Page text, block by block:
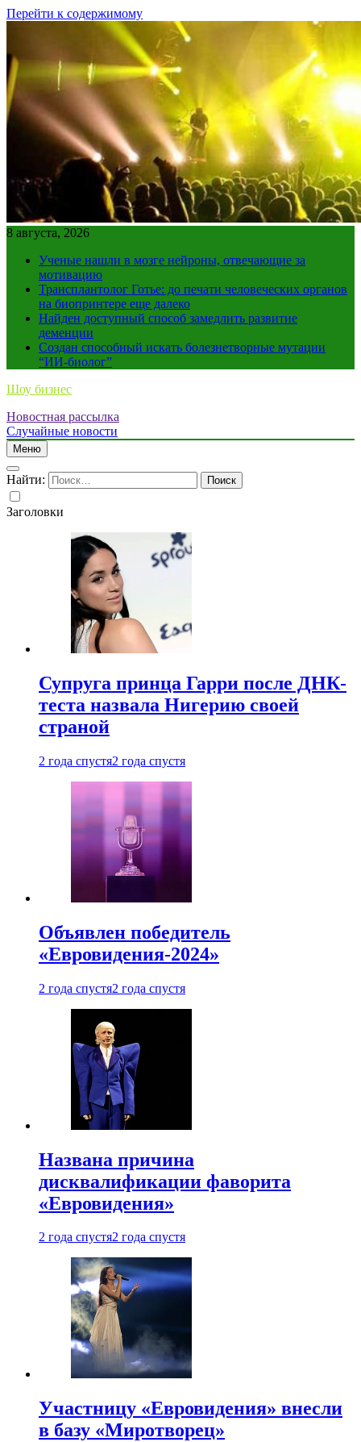
Перейти к содержимому
8 августа, 2026
Ученые нашли в мозге нейроны, отвечающие за
мотивацию
Трансплантолог Готье: до печати человеческих органов
на биопринтере еще далеко
Найден доступный способ замедлить развитие
деменции
Создан способный искать болезнетворные мутации
“ИИ-биолог”
Шоу бизнес
Новостная рассылка
Случайные новости
Меню
Найти:
Заголовки
Супруга принца Гарри после ДНК-
теста назвала Нигерию своей
страной
2 года спустя2 года спустя
Объявлен победитель
«Евровидения-2024»
2 года спустя2 года спустя
Названа причина
дисквалификации фаворита
«Евровидения»
2 года спустя2 года спустя
Участницу «Евровидения» внесли
в базу «Миротворец»